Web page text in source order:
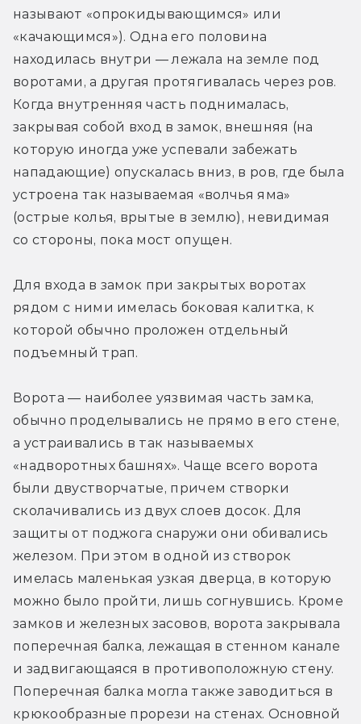
называют «опрокидывающимся» или
«качающимся»). Одна его половина
находилась внутри — лежала на земле под
воротами, а другая протягивалась через ров.
Когда внутренняя часть поднималась,
закрывая собой вход в замок, внешняя (на
которую иногда уже успевали забежать
нападающие) опускалась вниз, в ров, где была
устроена так называемая «волчья яма»
(острые колья, врытые в землю), невидимая
со стороны, пока мост опущен.
Для входа в замок при закрытых воротах
рядом с ними имелась боковая калитка, к
которой обычно проложен отдельный
подъемный трап.
Ворота — наиболее уязвимая часть замка,
обычно проделывались не прямо в его стене,
а устраивались в так называемых
«надворотных башнях». Чаще всего ворота
были двустворчатые, причем створки
сколачивались из двух слоев досок. Для
защиты от поджога снаружи они обивались
железом. При этом в одной из створок
имелась маленькая узкая дверца, в которую
можно было пройти, лишь согнувшись. Кроме
замков и железных засовов, ворота закрывала
поперечная балка, лежащая в стенном канале
и задвигающаяся в противоположную стену.
Поперечная балка могла также заводиться в
крюкообразные прорези на стенах. Основной